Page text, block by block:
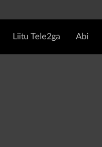
Liitu Tele2ga Abi